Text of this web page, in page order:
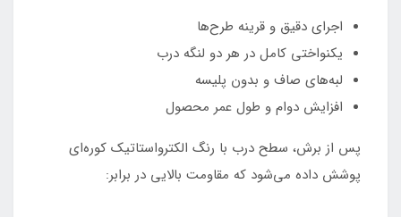
اجرای دقیق و قرینه طرح‌ها
یکنواختی کامل در هر دو لنگه درب
لبه‌های صاف و بدون پلیسه
افزایش دوام و طول عمر محصول
پس از برش، سطح درب با رنگ الکترواستاتیک کوره‌ای
پوشش داده می‌شود که مقاومت بالایی در برابر: